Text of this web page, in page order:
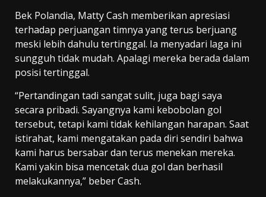
Bek Polandia, Matty Cash memberikan apresiasi
terhadap perjuangan timnya yang terus berjuang
meski lebih dahulu tertinggal. Ia menyadari laga ini
sungguh tidak mudah. Apalagi mereka berada dalam
posisi tertinggal.
“Pertandingan tadi sangat sulit, juga bagi saya
secara pribadi. Sayangnya kami kebobolan gol
tersebut, tetapi kami tidak kehilangan harapan. Saat
istirahat, kami mengatakan pada diri sendiri bahwa
kami harus bersabar dan terus menekan mereka.
Kami yakin bisa mencetak dua gol dan berhasil
melakukannya,” beber Cash.